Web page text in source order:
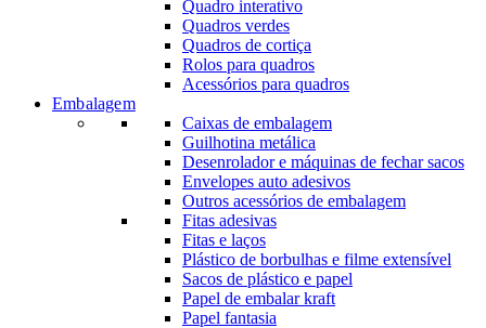
Quadro interativo
Quadros verdes
Quadros de cortiça
Rolos para quadros
Acessórios para quadros
Embalagem
Caixas de embalagem
Guilhotina metálica
Desenrolador e máquinas de fechar sacos
Envelopes auto adesivos
Outros acessórios de embalagem
Fitas adesivas
Fitas e laços
Plástico de borbulhas e filme extensível
Sacos de plástico e papel
Papel de embalar kraft
Papel fantasia